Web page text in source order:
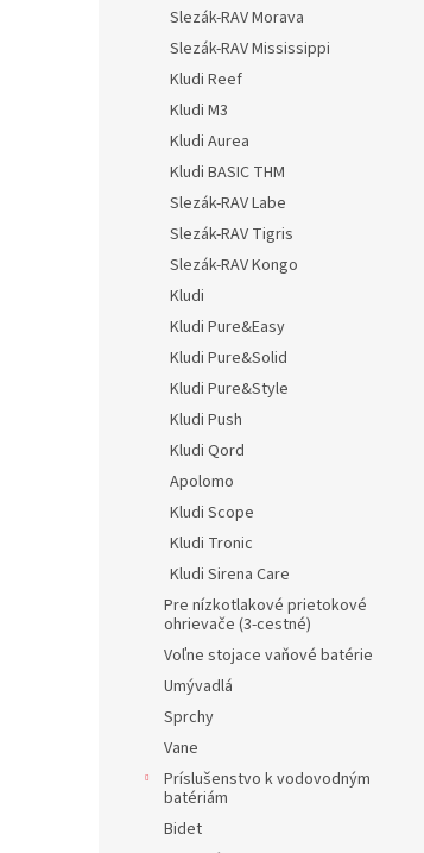
Slezák-RAV Morava
Slezák-RAV Mississippi
Kludi Reef
Kludi M3
Kludi Aurea
Kludi BASIC THM
Slezák-RAV Labe
Slezák-RAV Tigris
Slezák-RAV Kongo
Kludi
Kludi Pure&Easy
Kludi Pure&Solid
Kludi Pure&Style
Kludi Push
Kludi Qord
Apolomo
Kludi Scope
Kludi Tronic
Kludi Sirena Care
Pre nízkotlakové prietokové
ohrievače (3-cestné)
Voľne stojace vaňové batérie
Umývadlá
Sprchy
Vane
Príslušenstvo k vodovodným
batériám
Bidet